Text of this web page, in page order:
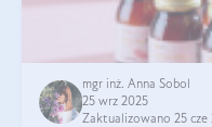
mgr inż. Anna Sobol
25 wrz 2025
Zaktualizowano 25 cze